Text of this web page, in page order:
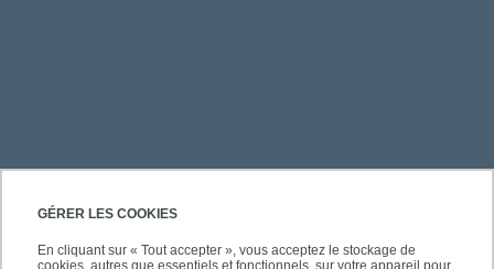
GÉRER LES COOKIES
En cliquant sur « Tout accepter », vous acceptez le stockage de
PRATIQUE